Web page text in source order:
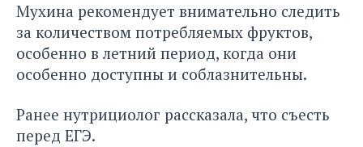
Мухина рекомендует внимательно следить
за количеством потребляемых фруктов,
особенно в летний период, когда они
особенно доступны и соблазнительны.
Ранее нутрициолог рассказала, что съесть
перед ЕГЭ.